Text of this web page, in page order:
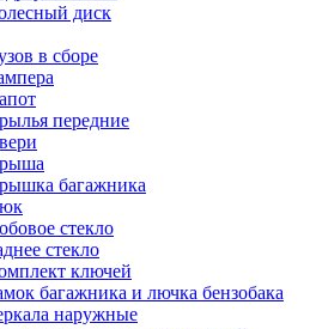
диск
в сборе
передние
багажника
стекло
стекло
ключей
багажника и лючка бензобака
наружные